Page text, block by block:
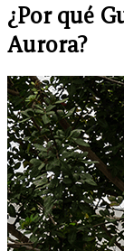
¿Por qué
Aurora?